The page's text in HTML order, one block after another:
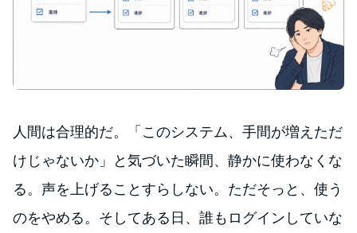
人間は合理的だ。「このシステム、手間が増えただ
けじゃないか」と気づいた瞬間、静かに使わなくな
る。声を上げることすらしない。ただそっと、使う
のをやめる。そしてある日、誰もログインしていな